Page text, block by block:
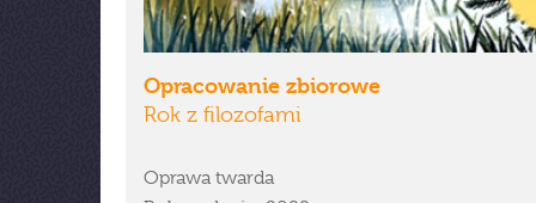
Opracowanie zbiorowe
Rok z filozofami
Oprawa twarda